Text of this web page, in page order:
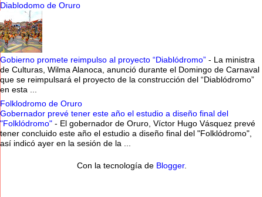
Diablodomo de Oruro
Gobierno promete reimpulso al proyecto “Diablódromo” - La ministra
de Culturas, Wilma Alanoca, anunció durante el Domingo de Carnaval
que se reimpulsará el proyecto de la construcción del “Diablódromo”
en esta ...
Folklodromo de Oruro
Gobernador prevé tener este año el estudio a diseño final del
"Folklódromo" - El gobernador de Oruro, Víctor Hugo Vásquez prevé
tener concluido este año el estudio a diseño final del "Folklódromo",
así indicó ayer en la sesión de la ...
Con la tecnología de Blogger.